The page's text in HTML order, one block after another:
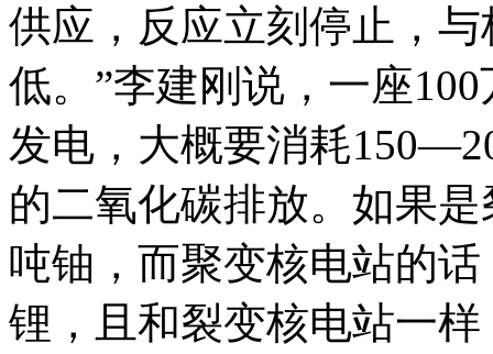
供应，反应立刻停止，
低。”李建刚说，一座
发电，大概要消耗
的二氧化碳排放。如果
吨铀，而聚变核电站的
锂，且和裂变核电站一